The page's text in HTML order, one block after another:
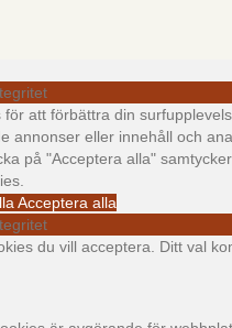
att förbättra din
annonser eller innehåll och
på "Acceptera alla"
Acceptera alla
du vill acceptera. Ditt val